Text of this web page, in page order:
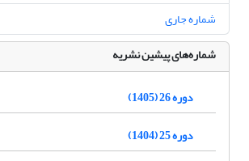
شماره جاری
شماره‌های پیشین نشریه
دوره 26 (1405)
دوره 25 (1404)